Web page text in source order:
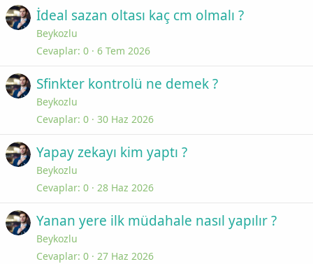
İdeal sazan oltası kaç cm olmalı ?
Beykozlu
Cevaplar 0 6 Tem 2026
Sfinkter kontrolü ne demek ?
Beykozlu
Cevaplar 0 30 Haz 2026
Yapay zekayı kim yaptı ?
Beykozlu
Cevaplar 0 28 Haz 2026
Yanan yere ilk müdahale nasıl yapılır ?
Beykozlu
Cevaplar 0 27 Haz 2026